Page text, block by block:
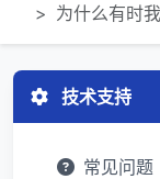
为什么有时
技术支持
常见问题